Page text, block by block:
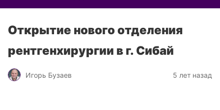
Открытие нового отделения
рентгенхирургии в г. Сибай
Игорь Бузаев 5 лет назад